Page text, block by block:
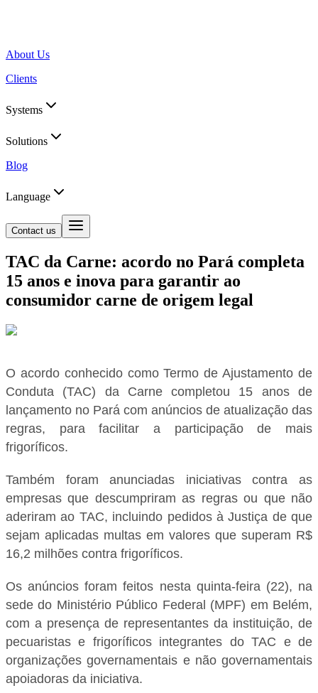
About Us
Clients
Systems
Solutions
Blog
Language
Contact us
TAC da Carne: acordo no Pará completa
15 anos e inova para garantir ao
consumidor carne de origem legal
O acordo conhecido como Termo de Ajustamento de
Conduta (TAC) da Carne completou 15 anos de
lançamento no Pará com anúncios de atualização das
regras, para facilitar a participação de mais
frigoríficos.
Também foram anunciadas iniciativas contra as
empresas que descumpriram as regras ou que não
aderiram ao TAC, incluindo pedidos à Justiça de que
sejam aplicadas multas em valores que superam R$
16,2 milhões contra frigoríficos.
Os anúncios foram feitos nesta quinta-feira (22), na
sede do Ministério Público Federal (MPF) em Belém,
com a presença de representantes da instituição, de
pecuaristas e frigoríficos integrantes do TAC e de
organizações governamentais e não governamentais
apoiadoras da iniciativa.